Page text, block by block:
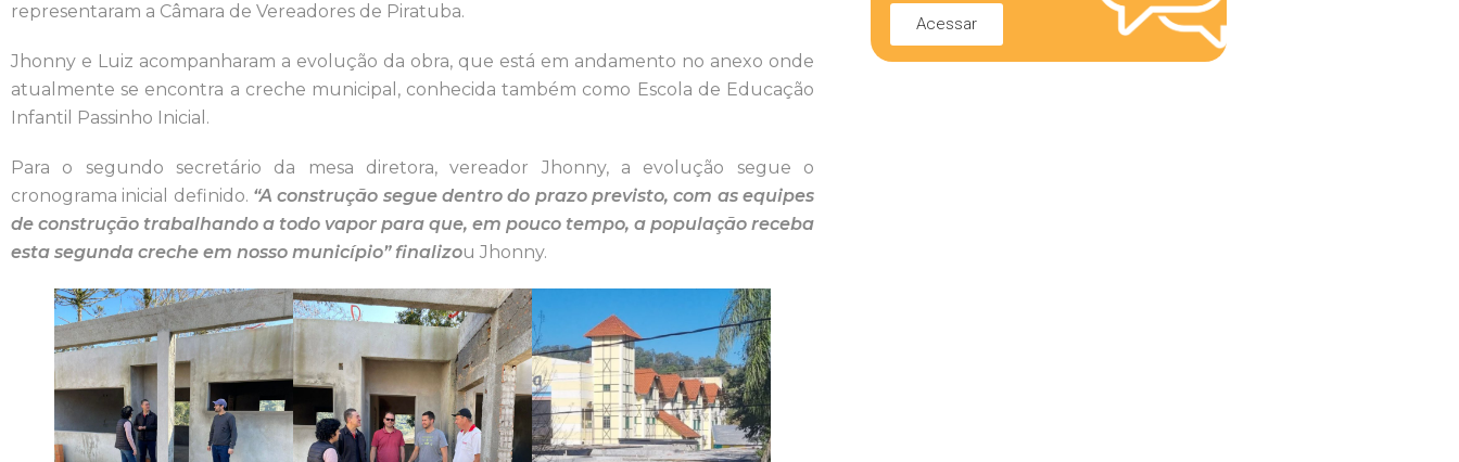
representaram a Câmara de Vereadores de Piratuba.
Jhonny e Luiz acompanharam a evolução da obra, que está em andamento no anexo onde
atualmente se encontra a creche municipal, conhecida também como Escola de Educação
Infantil Passinho Inicial.
Para o segundo secretário da mesa diretora, vereador Jhonny, a evolução segue o
cronograma inicial definido. “A construção segue dentro do prazo previsto, com as equipes
de construção trabalhando a todo vapor para que, em pouco tempo, a população receba
esta segunda creche em nosso município” finalizou Jhonny.
Acessar